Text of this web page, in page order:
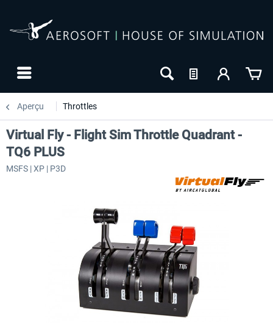
Aperçu Throttles
Virtual Fly - Flight Sim Throttle Quadrant -
TQ6 PLUS
MSFS | XP | P3D